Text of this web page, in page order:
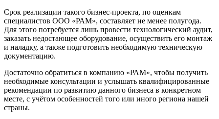
Срок реализации такого бизнес-проекта, по оценкам
специалистов ООО «РАМ», составляет не менее полугода.
Для этого потребуется лишь провести технологический аудит,
заказать недостающее оборудование, осуществить его монтаж
и наладку, а также подготовить необходимую техническую
документацию.
Достаточно обратиться в компанию «РАМ», чтобы получить
необходимые консультации и услышать квалифицированные
рекомендации по развитию данного бизнеса в конкретном
месте, с учётом особенностей того или иного региона нашей
страны.